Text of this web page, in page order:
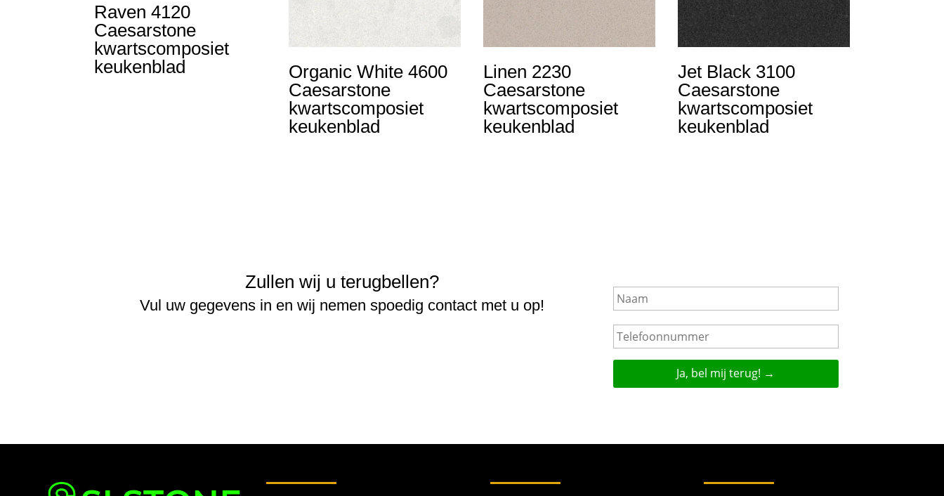
Raven 4120
Caesarstone
kwartscomposiet
keukenblad
Organic White 4600
Caesarstone
kwartscomposiet
keukenblad
Linen 2230
Caesarstone
kwartscomposiet
keukenblad
Jet Black 3100
Caesarstone
kwartscomposiet
keukenblad
Zullen wij u terugbellen?
Vul uw gegevens in en wij nemen spoedig contact met u op!
N
a
a
m
T
e
l
e
o
u